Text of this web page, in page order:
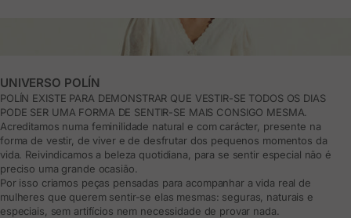
UNIVERSO POLÍN
POLÍN EXISTE PARA DEMONSTRAR QUE VESTIR-SE TODOS OS DIAS
PODE SER UMA FORMA DE SENTIR-SE MAIS CONSIGO MESMA.
Acreditamos numa feminilidade natural e com carácter, presente na
forma de vestir, de viver e de desfrutar dos pequenos momentos da
vida. Reivindicamos a beleza quotidiana, para se sentir especial não é
preciso uma grande ocasião.
Por isso criamos peças pensadas para acompanhar a vida real de
mulheres que querem sentir-se elas mesmas: seguras, naturais e
especiais, sem artifícios nem necessidade de provar nada.